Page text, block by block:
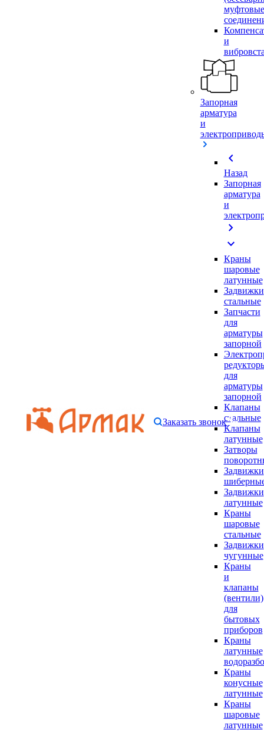
муфтовые
и
Запорная
арматура
и
chevron_left
Назад
Запорная
арматура
и
chevron_right
expand_more
Краны
шаровые
латунные
Задвижки
стальные
Запчасти
для
арматуры
запорной
для
арматуры
запорной
Клапаны
стальные
Клапаны
латунные
Затворы
Задвижки
Задвижки
латунные
Краны
шаровые
стальные
Задвижки
чугунные
Краны
и
клапаны
(вентили)
для
бытовых
приборов
Краны
латунные
Краны
конусные
латунные
Краны
шаровые
латунные
Заказать звонок